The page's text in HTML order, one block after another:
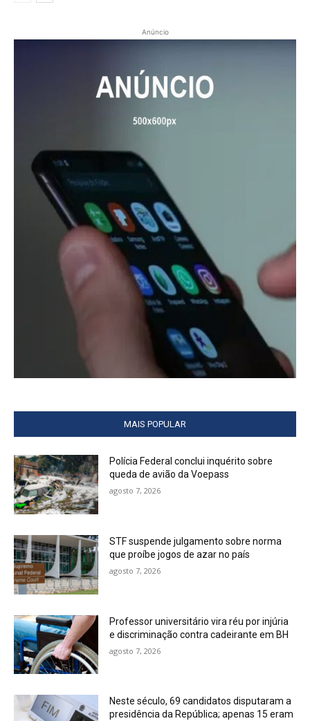
Anúncio
MAIS POPULAR
Polícia Federal conclui inquérito sobre
queda de avião da Voepass
agosto 7, 2026
STF suspende julgamento sobre norma
que proíbe jogos de azar no país
agosto 7, 2026
Professor universitário vira réu por injúria
e discriminação contra cadeirante em BH
agosto 7, 2026
Neste século, 69 candidatos disputaram a
presidência da República; apenas 15 eram